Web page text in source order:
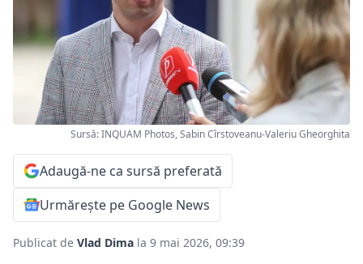
Sursă: INQUAM Photos, Sabin Cîrstoveanu-Valeriu Gheorghita
Adaugă-ne ca sursă preferată
Urmărește pe Google News
Publicat de Vlad Dima la 9 mai 2026, 09:39